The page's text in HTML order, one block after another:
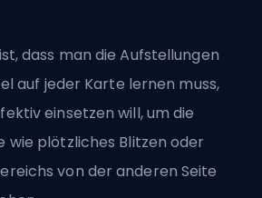
dass man die Aufstellungen
auf jeder Karte lernen muss,
einsetzen will, um die
wie plötzliches Blitzen oder
von der anderen Seite